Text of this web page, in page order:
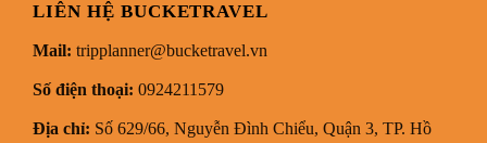
LIÊN HỆ BUCKETRAVEL
Mail: tripplanner@bucketravel.vn
Số điện thoại: 0924211579
Địa chỉ: Số 629/66, Nguyễn Đình Chiểu, Quận 3, TP. Hồ